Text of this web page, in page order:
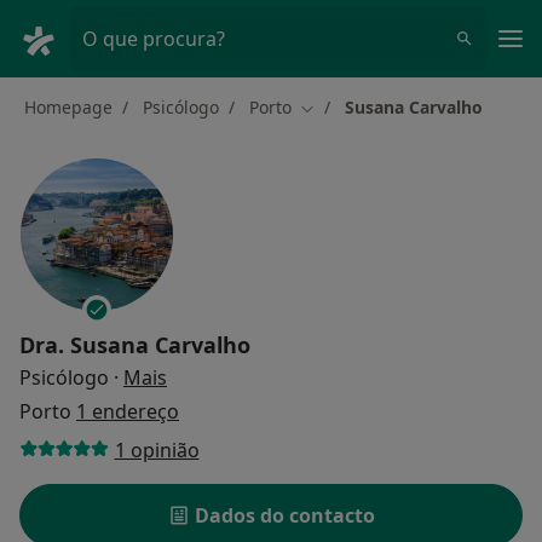
O que procura?
Homepage Psicólogo Porto Mudar de cidade
Susana Carvalho
Dra. Susana Carvalho
Psicólogo · Mais
Porto 1 endereço
1 opinião
Dados do contacto